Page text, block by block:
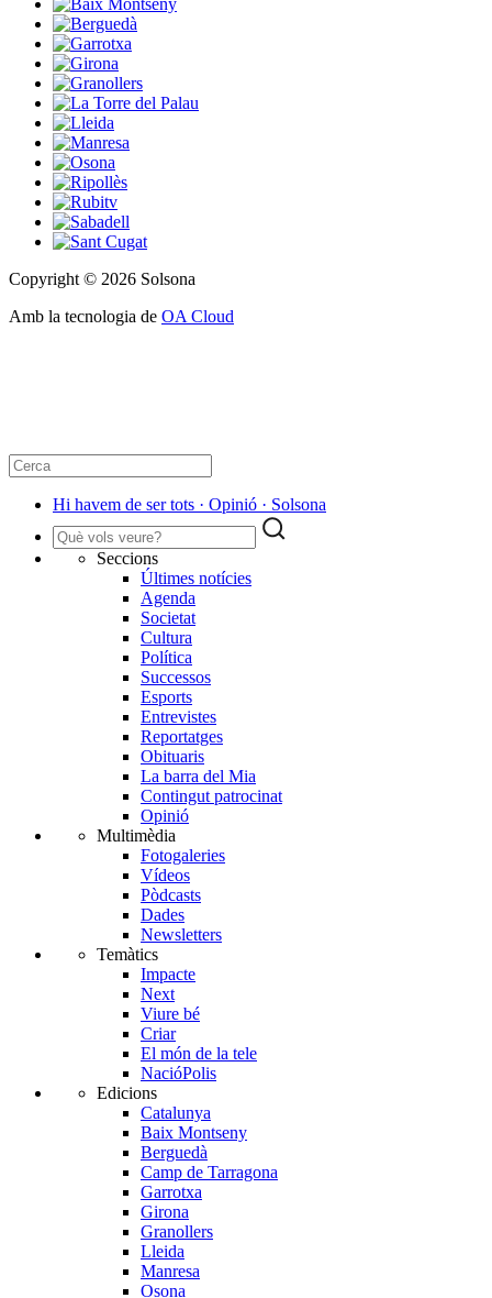
Copyright © 2026 Solsona
Amb la tecnologia de OA Cloud
​Hi havem de ser tots · Opinió · Solsona
Seccions
Últimes notícies
Agenda
Societat
Cultura
Política
Successos
Esports
Entrevistes
Reportatges
Obituaris
La barra del Mia
Contingut patrocinat
Opinió
Multimèdia
Fotogaleries
Vídeos
Pòdcasts
Dades
Newsletters
Temàtics
Impacte
Next
Viure bé
Criar
El món de la tele
NacióPolis
Edicions
Catalunya
Baix Montseny
Berguedà
Camp de Tarragona
Garrotxa
Girona
Granollers
Lleida
Manresa
Osona